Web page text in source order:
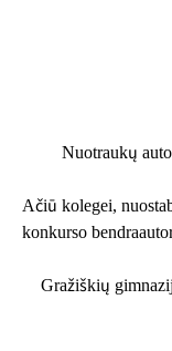
Nuotraukų
Ačiū kolegei,
konkurso
Gražiškių